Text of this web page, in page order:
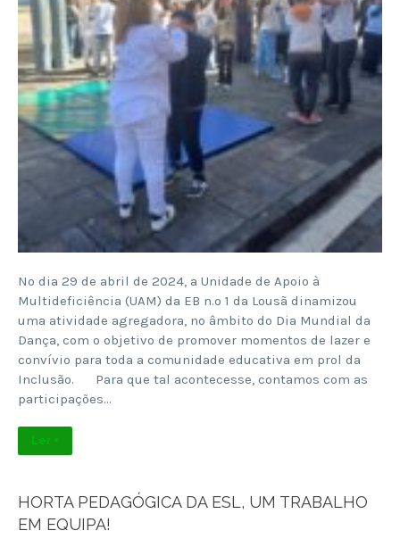
No dia 29 de abril de 2024, a Unidade de Apoio à
Multideficiência (UAM) da EB n.º 1 da Lousã dinamizou
uma atividade agregadora, no âmbito do Dia Mundial da
Dança, com o objetivo de promover momentos de lazer e
convívio para toda a comunidade educativa em prol da
Inclusão. Para que tal acontecesse, contamos com as
participações…
Ler +
HORTA PEDAGÓGICA DA ESL, UM TRABALHO
EM EQUIPA!